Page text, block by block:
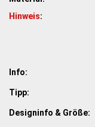
Hinweis:
Info:
Tipp:
Designinfo & Größe: